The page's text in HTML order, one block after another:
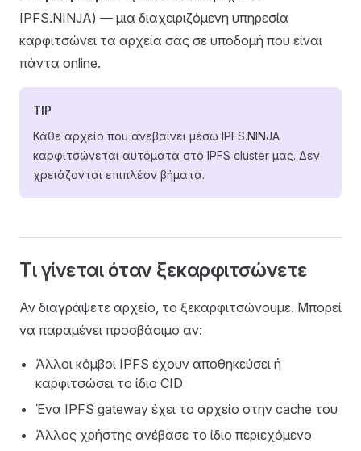
IPFS.NINJA) — μια διαχειριζόμενη υπηρεσία
καρφιτσώνει τα αρχεία σας σε υποδομή που είναι
πάντα online.
TIP
Κάθε αρχείο που ανεβαίνει μέσω IPFS.NINJA
καρφιτσώνεται αυτόματα στο IPFS cluster μας. Δεν
χρειάζονται επιπλέον βήματα.
Τι γίνεται όταν ξεκαρφιτσώνετε
Αν διαγράψετε αρχείο, το ξεκαρφιτσώνουμε. Μπορεί
να παραμένει προσβάσιμο αν:
Άλλοι κόμβοι IPFS έχουν αποθηκεύσει ή
καρφιτσώσει το ίδιο CID
Ένα IPFS gateway έχει το αρχείο στην cache του
Άλλος χρήστης ανέβασε το ίδιο περιεχόμενο